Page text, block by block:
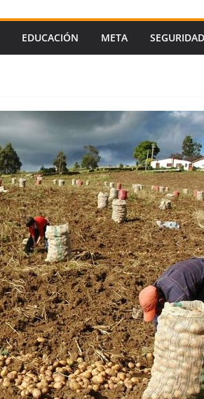
EDUCACIÓN META SEGURIDAD